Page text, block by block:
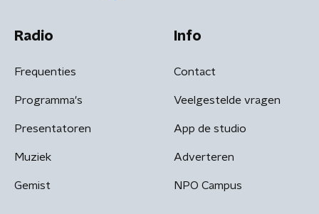
Radio
Frequenties
Programma's
Presentatoren
Muziek
Gemist
Info
Contact
Veelgestelde vragen
App de studio
Adverteren
NPO Campus